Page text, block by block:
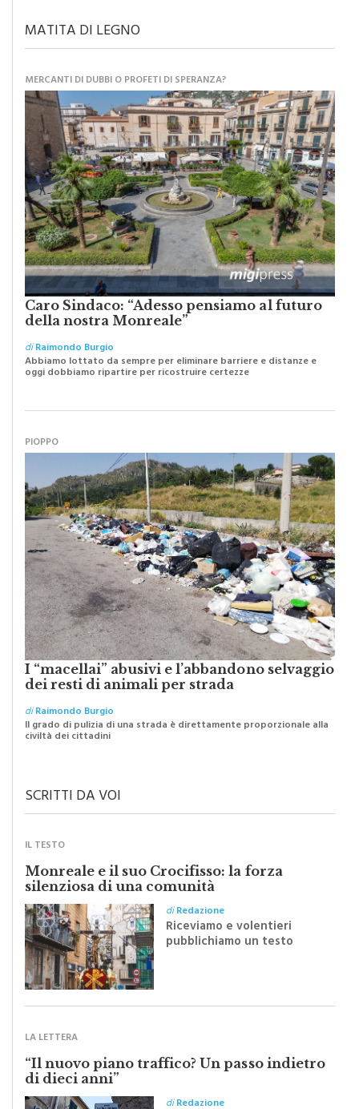
MATITA DI LEGNO
MERCANTI DI DUBBI O PROFETI DI SPERANZA?
Caro Sindaco: “Adesso pensiamo al futuro
della nostra Monreale”
diRaimondo Burgio
I “macellai” abusivi e l’abbandono selvaggio
dei resti di animali per strada
diRaimondo Burgio
SCRITTI DA VOI
IL TESTO
Monreale e il suo Crocifisso: la forza
silenziosa di una comunità
diRedazione
Riceviamo e volentieri
Sapienza all'indomani della
LA LETTERA
“Il nuovo piano traffico? Un passo indietro
di dieci anni”